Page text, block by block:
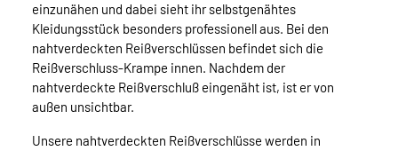
einzunähen und dabei sieht ihr selbstgenähtes
Kleidungsstück besonders professionell aus. Bei den
nahtverdeckten Reißverschlüssen befindet sich die
Reißverschluss-Krampe innen. Nachdem der
nahtverdeckte Reißverschluß eingenäht ist, ist er von
außen unsichtbar.
Unsere nahtverdeckten Reißverschlüsse werden in